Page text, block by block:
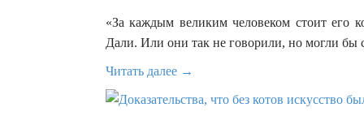
«За каждым великим человеком стоит его
Дали. Или они так не говорили, но могли бы
Читать далее →